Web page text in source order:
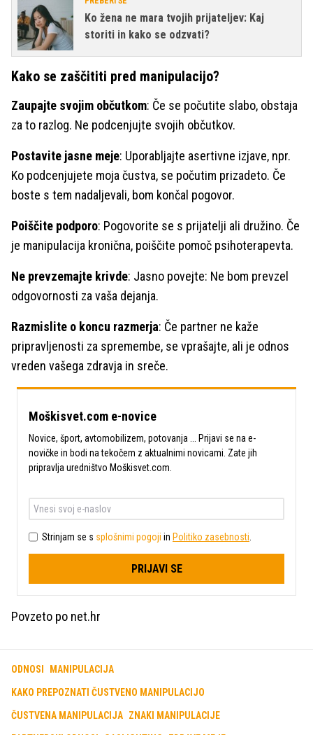
Ko žena ne mara tvojih prijateljev: Kaj
storiti in kako se odzvati?
Kako se zaščititi pred manipulacijo?
Zaupajte svojim občutkom: Če se počutite slabo, obstaja
za to razlog. Ne podcenjujte svojih občutkov.
Postavite jasne meje: Uporabljajte asertivne izjave, npr.
Ko podcenjujete moja čustva, se počutim prizadeto. Če
boste s tem nadaljevali, bom končal pogovor.
Poiščite podporo: Pogovorite se s prijatelji ali družino. Če
je manipulacija kronična, poiščite pomoč psihoterapevta.
Ne prevzemajte krivde: Jasno povejte: Ne bom prevzel
odgovornosti za vaša dejanja.
Razmislite o koncu razmerja: Če partner ne kaže
pripravljenosti za spremembe, se vprašajte, ali je odnos
vreden vašega zdravja in sreče.
Moškisvet.com e-novice
Novice, šport, avtomobilizem, potovanja ... Prijavi se na e-
novičke in bodi na tekočem z aktualnimi novicami. Zate jih
pripravlja uredništvo Moškisvet.com.
Strinjam se s splošnimi pogoji in Politiko zasebnosti
PRIJAVI SE
Povzeto po net.hr
ODNOSI MANIPULACIJA
KAKO PREPOZNATI ČUSTVENO MANIPULACIJO
ČUSTVENA MANIPULACIJA ZNAKI MANIPULACIJE